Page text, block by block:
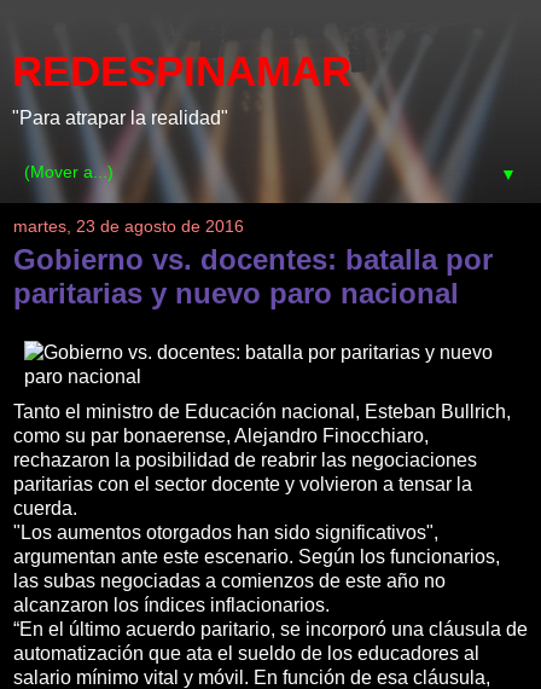
REDESPINAMAR
"Para atrapar la realidad"
▼
martes, 23 de agosto de 2016
Gobierno vs. docentes: batalla por
paritarias y nuevo paro nacional
Tanto el ministro de Educación nacional, Esteban Bullrich,
como su par bonaerense, Alejandro Finocchiaro,
rechazaron la posibilidad de reabrir las negociaciones
paritarias con el sector docente y volvieron a tensar la
cuerda.
"Los aumentos otorgados han sido significativos",
argumentan ante este escenario. Según los funcionarios,
las subas negociadas a comienzos de este año no
alcanzaron los índices inflacionarios.
“En el último acuerdo paritario, se incorporó una cláusula de
automatización que ata el sueldo de los educadores al
salario mínimo vital y móvil. En función de esa cláusula,